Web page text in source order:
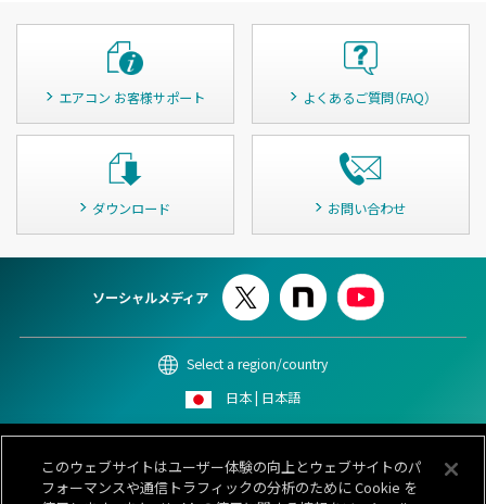
エアコン お客様サポート よくあるご質問（FAQ）
ダウンロード お問い合わせ
ソーシャルメディア
Select a region/country
日本 | 日本語
情報セキュリティポリシー
カスタマーハラスメント対応基本方針
このウェブサイトはユーザー体験の向上とウェブサイトのパ
フォーマンスや通信トラフィックの分析のために Cookie を